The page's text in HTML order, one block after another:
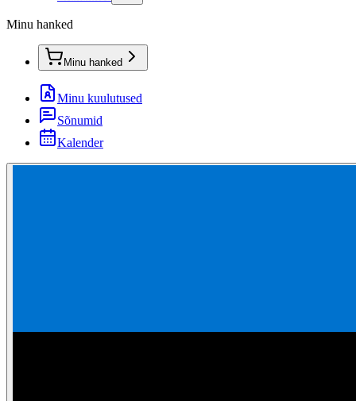
Minu hanked
Minu hanked
Minu kuulutused
Sõnumid
Kalender